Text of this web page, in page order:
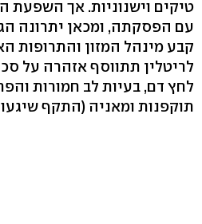
טיקים וישנוניות. אך השפעת
עם הפסקתה, ומכאן יתרונה
לריטלין תתווסף אזהרה על
לחץ דם, בעיות לב חמורות
תוקפנות ומאניה (התקף